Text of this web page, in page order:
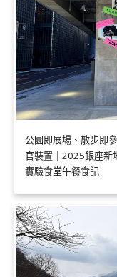
公園即展場、散步即
官裝置｜2025銀座
實驗食堂午餐食記